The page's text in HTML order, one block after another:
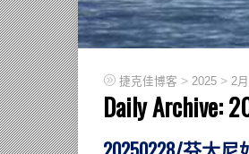
捷克佳博客 > 2025 > 2月
Daily Archive: